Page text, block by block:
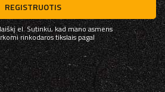
REGISTRUOTIS
el. Sutinku, kad mano asmens
rinkodaros tikslais pagal